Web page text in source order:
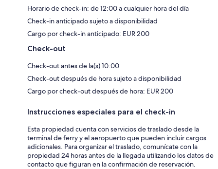
Horario de check-in: de 12:00 a cualquier hora del día
Check-in anticipado sujeto a disponibilidad
Cargo por check-in anticipado: EUR 200
Check-out
Check-out antes de la(s) 10:00
Check-out después de hora sujeto a disponibilidad
Cargo por check-out después de hora: EUR 200
Instrucciones especiales para el check-in
Esta propiedad cuenta con servicios de traslado desde la
terminal de ferry y el aeropuerto que pueden incluir cargos
adicionales. Para organizar el traslado, comunícate con la
propiedad 24 horas antes de la llegada utilizando los datos de
contacto que figuran en la confirmación de reservación.